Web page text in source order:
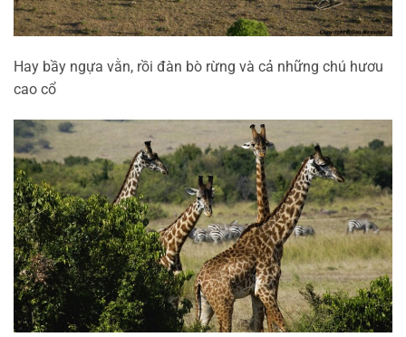
Hay bầy ngựa vằn, rồi đàn bò rừng và cả những chú hươu
cao cổ